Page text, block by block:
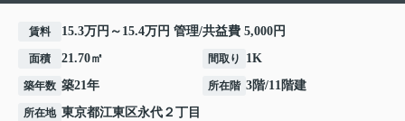
賃料 15.3万円～15.4万円 管理/共益費 5,000円
面積 21.70㎡ 間取り 1K
築年数 築21年 所在階 3階/11階建
所在地 東京都江東区永代 ２丁目